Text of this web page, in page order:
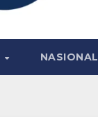
NASIONAL